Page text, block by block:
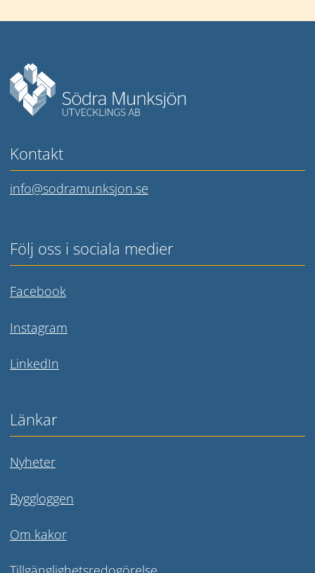
Kontakt
info@sodramunksjon.se
Följ oss i sociala medier
FacebookLänk till annan webbplats.
InstagramLänk till annan webbplats.
LinkedInLänk till annan webbplats.
Länkar
Nyheter
Byggloggen
Om kakor